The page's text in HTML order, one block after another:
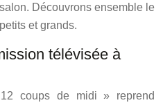
Découvrons ensemble le
et grands.
télévisée à
coups de midi » reprend